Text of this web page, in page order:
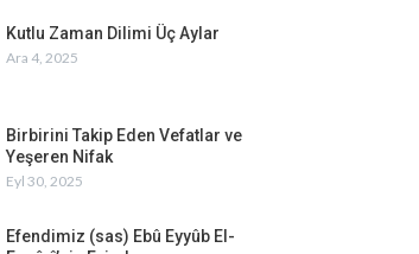
Kutlu Zaman Dilimi Üç Aylar
Ara 4, 2025
Birbirini Takip Eden Vefatlar ve
Yeşeren Nifak
Eyl 30, 2025
Efendimiz (sas) Ebû Eyyûb El-